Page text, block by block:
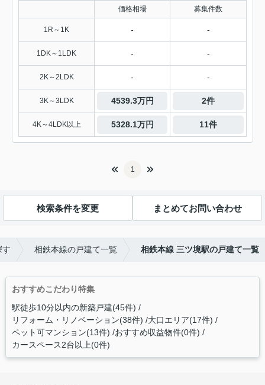
価格相場 募集件数
1R～1K - -
1DK～1LDK - -
2K～2LDK - -
3K～3LDK 4539.3万円 2件
4K～4LDK以上 5328.1万円 11件
1
検索条件を変更 まとめてお問い合わせ
す 相鉄本線の戸建て一覧 相鉄本線 三ツ境駅の戸建て一覧
おすすめこだわり特集
駅徒歩10分以内の新築戸建(45件)
リフォーム・リノベーション(38件) 大口エリア(17件)
ペット可マンション(13件) おすすめ収益物件(0件)
カースペース2台以上(0件)